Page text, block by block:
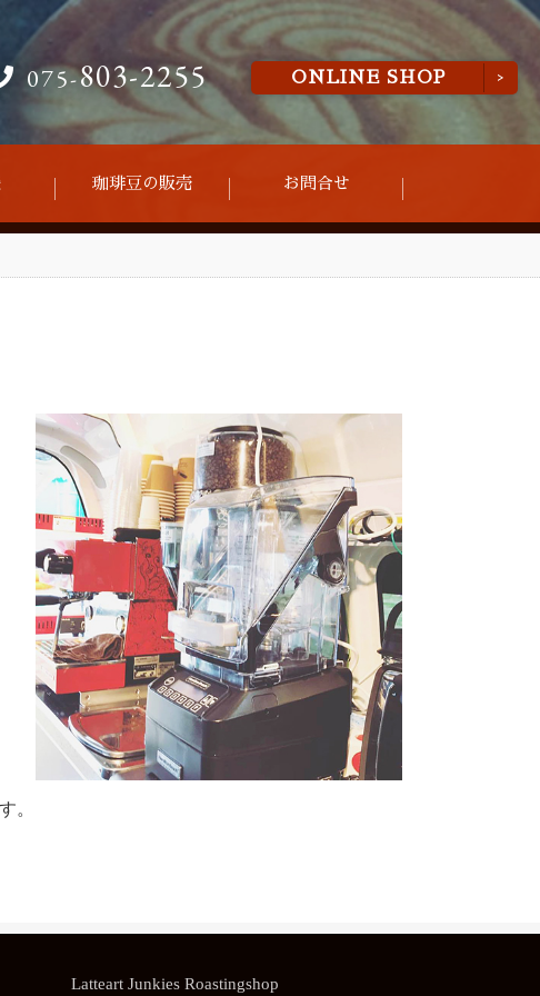
075-803-2255 ONLINE SHOP
珈琲豆の販売 お問合せ
。
Latteart Junkies Roastingshop